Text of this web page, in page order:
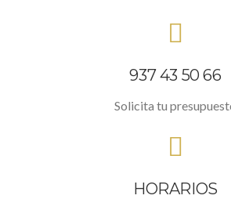
937 43 50 66
Solicita tu
HORARIOS